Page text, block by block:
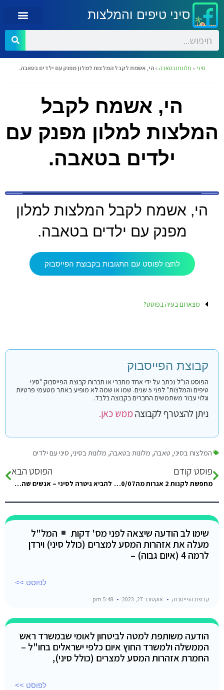
סיני טיפים והמלצות
סיני » מלונות בטאבה »הי, אשמח לקבל המלצות למלון מפנק עם ילדים בטאבה.
הי, אשמח לקבל
המלצות למלון מפנק עם
ילדים בטאבה.
הי, אשמח לקבל המלצות למלון
מפנק עם ילדים בטאבה.
לחצו לפוסט עם התגובות בקבוצת הפייסבוק
מצאתם בעיה בפוסט?
קבוצת הפייסבוק
הפוסט הנ"ל נכתב על ידי אחד מחברי או חברות קבוצת הפייסבוק "סיני
טיפים והמלצות" לפני 5 שנים. שמו או שמה לא מופיע באתר מטעמי פרטיות
וגלוי עבור משתמשים החברים בקבוצה בלבד.
ניתן להצטרף לקבוצהממש כאן.
המלצות בסיני, טאבה, מלונות בטאבה, מלונות בסיני, סיני עם ילדים
פוסט קודם
מחפשת לקנות 2 אגרות מה30/07 גמיש ללפני או אחרי
הפוסט הבא
להביא גיטרה לסיני – אנשים שהביאו ונתקלו בבעיות כלשהם? המלצות?
שימו לב הודעה שיצאה לפני מס' דקות
המל"ל
מעלה את אזהרות המסע למצרים (כולל סיני) וירדן
לרמה 4 (איום גבוה) –
לפוסט >>
קבוצת הפייסבוק אוקטובר 27, 2023
הודעה משותפת למטה לביטחון לאומי שבמשרד ראש
הממשלה ולמשרד החוץ איום כלפי ישראלים בחו"ל –
החמרת אזהרות המסע למצרים (כולל סיני),
לפוסט >>